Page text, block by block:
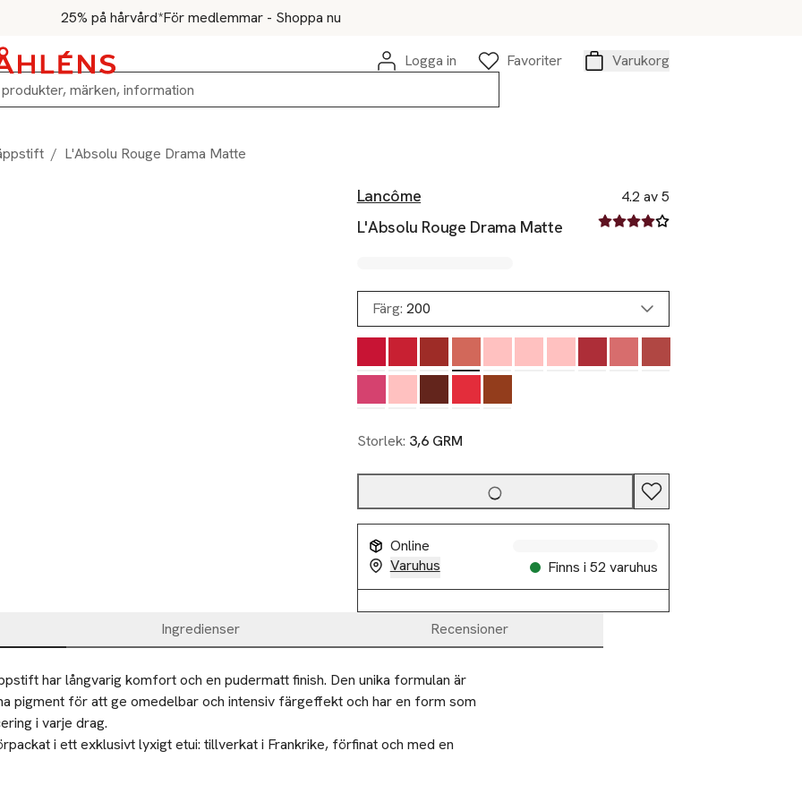
25% på hårvård*För medlemmar - Shoppa nu
Logga in
Favoriter
Varukorg
/ L'Absolu Rouge Drama Matte
Lancôme
L'Absolu Rouge Drama Matte
4.2 av 5
4.2 av fem stjärnor
Färg: 200
Storlek: 3,6 GRM
Online
Varuhus
Finns i 52 varuhus
Ingredienser Recensioner
har långvarig komfort och en pudermatt finish. Den unika formulan är
pigment för att ge omedelbar och intensiv färgeffekt och har en form som
i varje drag.
i ett exklusivt lyxigt etui: tillverkat i Frankrike, förfinat och med en